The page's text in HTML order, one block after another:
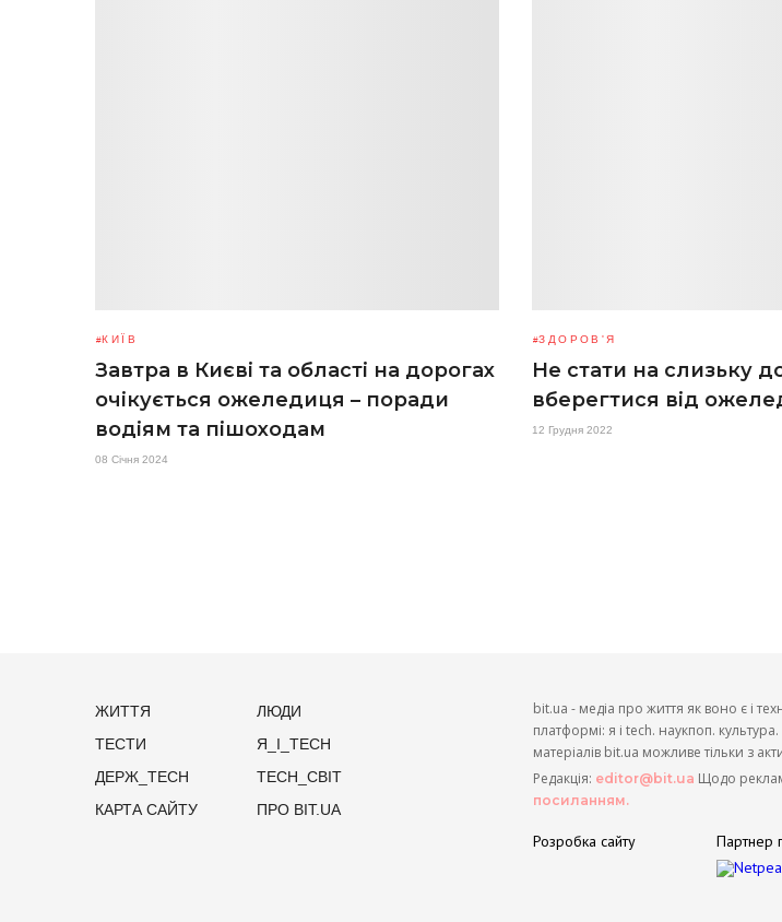
КИЇВ
Завтра в Києві та області на дорогах
очікується ожеледиця – поради
водіям та пішоходам
08 Січня 2024
ЗДОРОВ'Я
Не стати на слизьку
вберегтися від
12 Грудня 2022
ЖИТТЯ
ЛЮДИ
ТЕСТИ
Я_І_TECH
ДЕРЖ_TECH
TECH_СВІТ
КАРТА САЙТУ
ПРО BIT.UA
bit.ua - медіа про життя як воно є і
платформі: я і tech. наукпоп.
матеріалів bit.ua можливе тільки з
Редакція: editor@bit.ua Щодо
посиланням.
Розробка сайту Партнер